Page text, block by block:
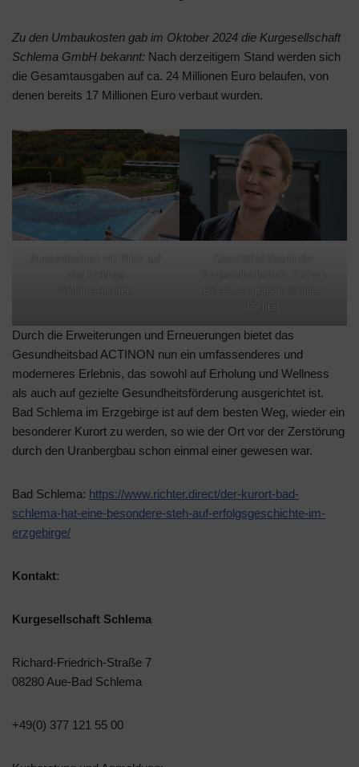
Zu den Umbaukosten gab im Oktober 2024 die Kurgesellschaft
Schlema GmbH bekannt: Nach derzeitigem Stand werden sich
die Gesamtausgaben auf ca. 24 Millionen Euro belaufen, von
denen bereits 17 Millionen Euro verbaut wurden.
das Gebirge
©Klaus-Richter.
Bösecke-Spapens©Klaus
Richter
Durch die Erweiterungen und Erneuerungen bietet das
Gesundheitsbad ACTINON nun ein umfassenderes und
moderneres Erlebnis, das sowohl auf Erholung und Wellness
als auch auf gezielte Gesundheitsförderung ausgerichtet ist.
Bad Schlema im Erzgebirge ist auf dem besten Weg, wieder ein
besonderer Kurort zu werden, so wie der Ort vor der Zerstörung
durch den Uranbergbau schon einmal einer gewesen war.
Bad Schlema: https://www.richter.direct/der-kurort-bad-
schlema-hat-eine-besondere-steh-auf-erfolgsgeschichte-im-
erzgebirge/
Kontakt:
Kurgesellschaft Schlema
Richard-Friedrich-Straße 7
08280 Aue-Bad Schlema
+49(0) 377 121 55 00